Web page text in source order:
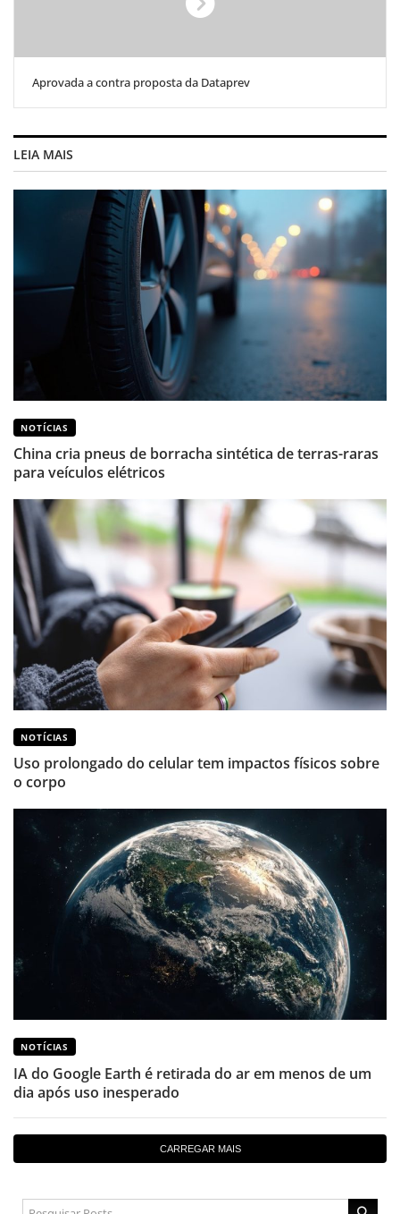
Aprovada a contra proposta da Dataprev
LEIA MAIS
NOTÍCIAS
China cria pneus de borracha sintética de terras-raras
para veículos elétricos
NOTÍCIAS
Uso prolongado do celular tem impactos físicos sobre
o corpo
NOTÍCIAS
IA do Google Earth é retirada do ar em menos de um
dia após uso inesperado
CARREGAR MAIS